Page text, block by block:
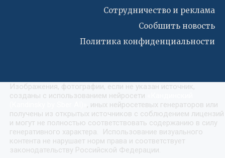
Сотрудничество и реклама
Сообшить новость
Политика конфиденциальности
Изображения, фотографии, если не указан источник,
созданы с использованием нейросети
, иных нейросетевых генераторов или
получены из открытых источников с соблюдением лицензий
и могут не полностью соответствовать содержанию в силу
генеративного характера. Использование визуального
контента не нарушает норм права и соответствует
законодательству Российской Федерации.